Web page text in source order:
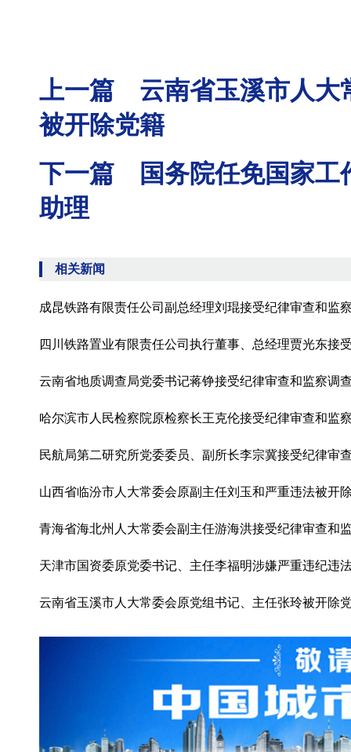
上一篇 云南省玉溪市人大
被开除党籍
下一篇 国务院任免国家工
助理
相关新闻
成昆铁路有限责任公司副总经理刘琨接受纪律审查和监
四川铁路置业有限责任公司执行董事、总经理贾光东接
云南省地质调查局党委书记蒋铮接受纪律审查和监察调
哈尔滨市人民检察院原检察长王克伦接受纪律审查和监
民航局第二研究所党委委员、副所长李宗冀接受纪律审
山西省临汾市人大常委会原副主任刘玉和严重违法被开
青海省海北州人大常委会副主任游海洪接受纪律审查和
天津市国资委原党委书记、主任李福明涉嫌严重违纪违
云南省玉溪市人大常委会原党组书记、主任张玲被开除